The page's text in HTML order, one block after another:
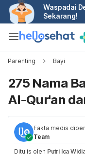
Waspadai
Sekarang!
Parenting Bayi
275 Nama
Al-Qur'an
Fakta medis
Team
Ditulis oleh Putri Ica